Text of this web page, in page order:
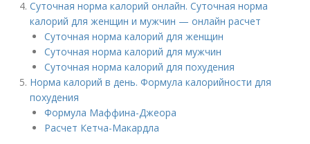
Суточная норма калорий онлайн. Суточная норма
калорий для женщин и мужчин — онлайн расчет
Суточная норма калорий для женщин
Суточная норма калорий для мужчин
Суточная норма калорий для похудения
Норма калорий в день. Формула калорийности для
похудения
Формула Маффина-Джеора
Расчет Кетча-Макардла